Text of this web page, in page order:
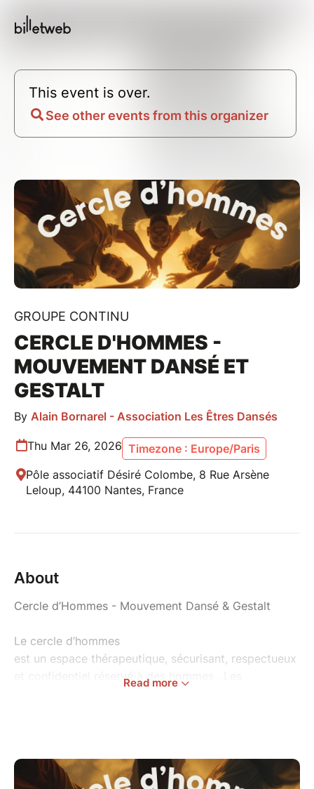
This event is over.
See other events from this organizer
GROUPE CONTINU
CERCLE D'HOMMES -
MOUVEMENT DANSÉ ET
GESTALT
By Alain Bornarel - Association Les Êtres Dansés
Thu Mar 26, 2026 Timezone : Europe/Paris
Pôle associatif Désiré Colombe, 8 Rue Arsène
Leloup, 44100 Nantes, France
About
Cercle d’Hommes - Mouvement Dansé & Gestalt
Le cercle d’hommes
est un espace thérapeutique, sécurisant, respectueux
et confidentiel réservé à des hommes . Les
mouvement dansé, la parole, le corps et la relation à
l’autre. Le travail s’appuie sur le groupe comme
Read more